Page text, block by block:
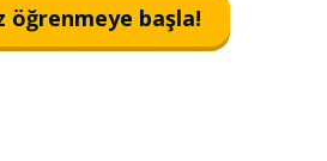
öğrenmeye başla!